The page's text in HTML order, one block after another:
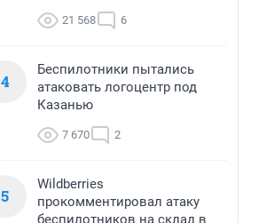
21 568 6
4
Беспилотники пытались
атаковать логоцентр под
Казанью
7 670 2
5
Wildberries
прокомментировал атаку
беспилотников на склад в